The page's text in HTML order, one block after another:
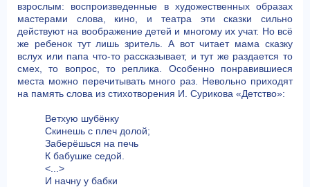
взрослым: воспроизведенные в художественных образах
мастерами слова, кино, и театра эти сказки сильно
действуют на воображение детей и многому их учат. Но всё
же ребенок тут лишь зритель. А вот читает мама сказку
вслух или папа что-то рассказывает, и тут же раздается то
смех, то вопрос, то реплика. Особенно понравившиеся
места можно перечитывать много раз. Невольно приходят
на память слова из стихотворения И. Сурикова «Детство»:
Ветхую шубёнку
Скинешь с плеч долой;
Заберёшься на печь
К бабушке седой.
<...>
И начну у бабки